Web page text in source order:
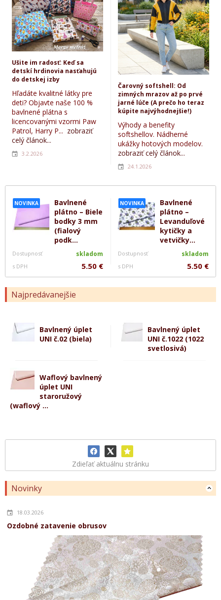
NOVINKA
Bavlnené
plátno – Biele
bodky 3 mm
(fialový
podk...
Dostupnosť skladom
s DPH 5.50 €
NOVINKA
Bavlnené
plátno –
Levanduľové
kytičky a
vetvičky...
Dostupnosť skladom
s DPH 5.50 €
Najpredávanejšie
Bavlnený úplet
UNI č.02 (biela)
Bavlnený úplet
UNI č.1022 (1022
svetlosivá)
Waflový bavlnený
úplet UNI
staroružový
(waflový ...
Zdieľať aktuálnu stránku
Novinky
18.03.2026
Ozdobné zatavenie obrusov
Ušite im radosť: Keď sa
detskí hrdinovia nasťahujú
do detskej izby
Hľadáte kvalitné látky pre
deti? Objavte naše 100 %
bavlnené plátna s
licencovanými vzormi Paw
Patrol, Harry P... zobraziť
celý článok...
3.2.2026
Čarovný softshell: Od
zimných mrazov až po prvé
jarné lúče (A prečo ho teraz
kúpite najvýhodnejšie!)
Výhody a benefity
softshellov. Nádherné
ukážky hotových modelov.
zobraziť celý článok...
24.1.2026